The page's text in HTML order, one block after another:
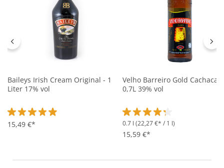
Baileys Irish Cream Original - 1
Liter 17% vol
Durchschnittliche Bewertung von 4.8 von 5 Sternen
15,49 €*
Velho Barreiro Gold Cachaca -
0,7L 39% vol
Durchschnittliche
0.7 l (22,27 €* / 1 l)
15,59 €*